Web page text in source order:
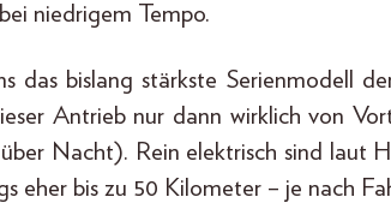
niedrigem Tempo.
das bislang stärkste Serienmodell
Antrieb nur dann wirklich von
Nacht). Rein elektrisch sind laut
eher bis zu 50 Kilometer – je nach